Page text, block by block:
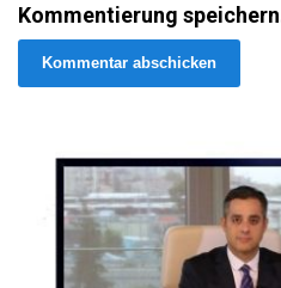
Kommentierung